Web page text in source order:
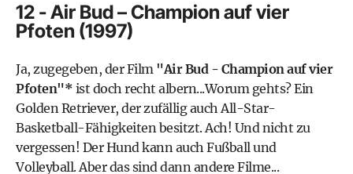
12 - Air Bud – Champion auf vier
Pfoten (1997)
Ja, zugegeben, der Film "Air Bud - Champion auf vier
Pfoten"* ist doch recht albern...Worum gehts? Ein
Golden Retriever, der zufällig auch All-Star-
Basketball-Fähigkeiten besitzt. Ach! Und nicht zu
vergessen! Der Hund kann auch Fußball und
Volleyball. Aber das sind dann andere Filme...